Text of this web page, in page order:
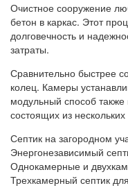
Очистное сооружение
бетон в каркас. Этот
долговечность и
затраты.
Сравнительно быстрее
колец. Камеры
модульный способ также
состоящих из
Септик на загородном
Энергонезависимый
Однокамерные и
Трехкамерный септик